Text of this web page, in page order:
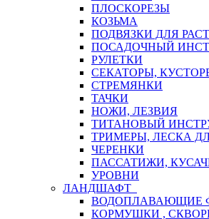
ПЛОСКОРЕЗЫ
КОЗЬМА
ПОДВЯЗКИ ДЛЯ
ПОСАДОЧНЫЙ
РУЛЕТКИ
СЕКАТОРЫ,
СТРЕМЯНКИ
ТАЧКИ
НОЖИ, ЛЕЗВИЯ
ТИТАНОВЫЙ
ТРИМЕРЫ, ЛЕСКА
ЧЕРЕНКИ
ПАССАТИЖИ,
УРОВНИ
ЛАНДШАФТ
ВОДОПЛАВАЮЩИЕ
КОРМУШКИ ,